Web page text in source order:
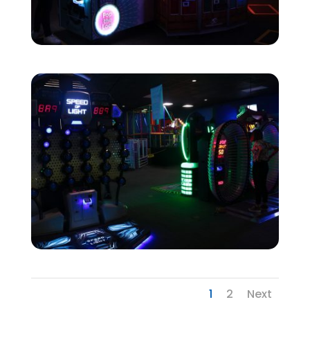
1 2 Next